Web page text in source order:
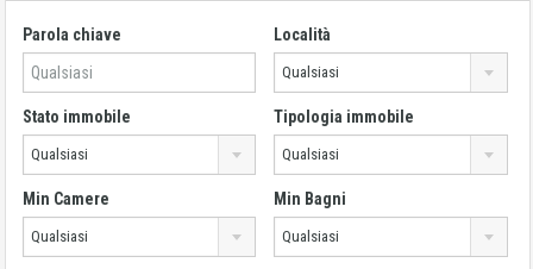
Parola chiave Località
Qualsiasi
Stato immobile
Qualsiasi
Tipologia immobile
Qualsiasi
Min Camere
Qualsiasi
Min Bagni
Qualsiasi